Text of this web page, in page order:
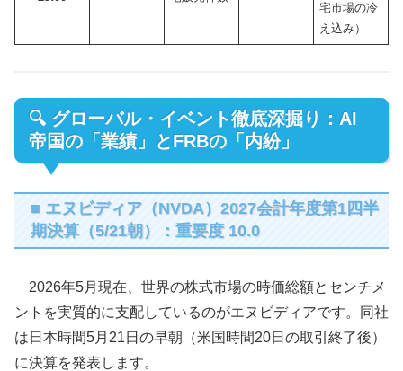
宅市場の冷
え込み）
🔍 グローバル・イベント徹底深掘り：AI
帝国の「業績」とFRBの「内紛」
■ エヌビディア（NVDA）2027会計年度第1四半
期決算（5/21朝）：重要度 10.0
2026年5月現在、世界の株式市場の時価総額とセンチメ
ントを実質的に支配しているのがエヌビディアです。同社
は日本時間5月21日の早朝（米国時間20日の取引終了後）
に決算を発表します。